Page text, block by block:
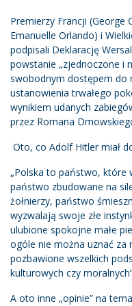
Premierzy Francji (George
Emanuelle Orlando) i
podpisali Deklarację
powstanie „zjednoczone i
swobodnym dostępem do
ustanowienia trwałego
wynikiem udanych
przez Romana
Oto, co Adolf Hitler miał
„Polska to państwo, które
państwo zbudowane na
żołnierzy, państwo
wyzwalają swoje złe
ulubione spokojne małe
ogóle nie można uznać za
pozbawione wszelkich
kulturowych czy
A oto inne „opinie” na